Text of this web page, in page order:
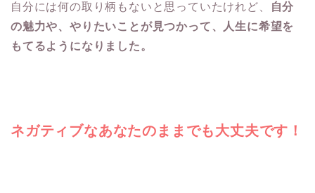
自分には何の取り柄もないと思っていたけれど、
自分
の魅力や、やりたいことが見つかって、人生に希望を
もてるようになりました。
ネガティブなあなたのままでも大丈夫です！